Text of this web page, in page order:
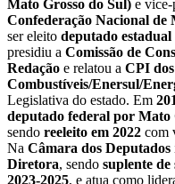
Mato Grosso do Sul) e vice-
Confederação Nacional de
ser eleito deputado estadual
presidiu a Comissão de
Redação e relatou a CPI dos
Combustíveis/Enersul/
Legislativa do estado. Em
deputado federal por Mato
sendo reeleito em 2022 com
Na Câmara dos Deputados
Diretora, sendo suplente de
2023-2025, e atua como